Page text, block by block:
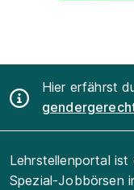
Hier erfährst
Lehrstellenportal ist
Spezial-Jobbörsen